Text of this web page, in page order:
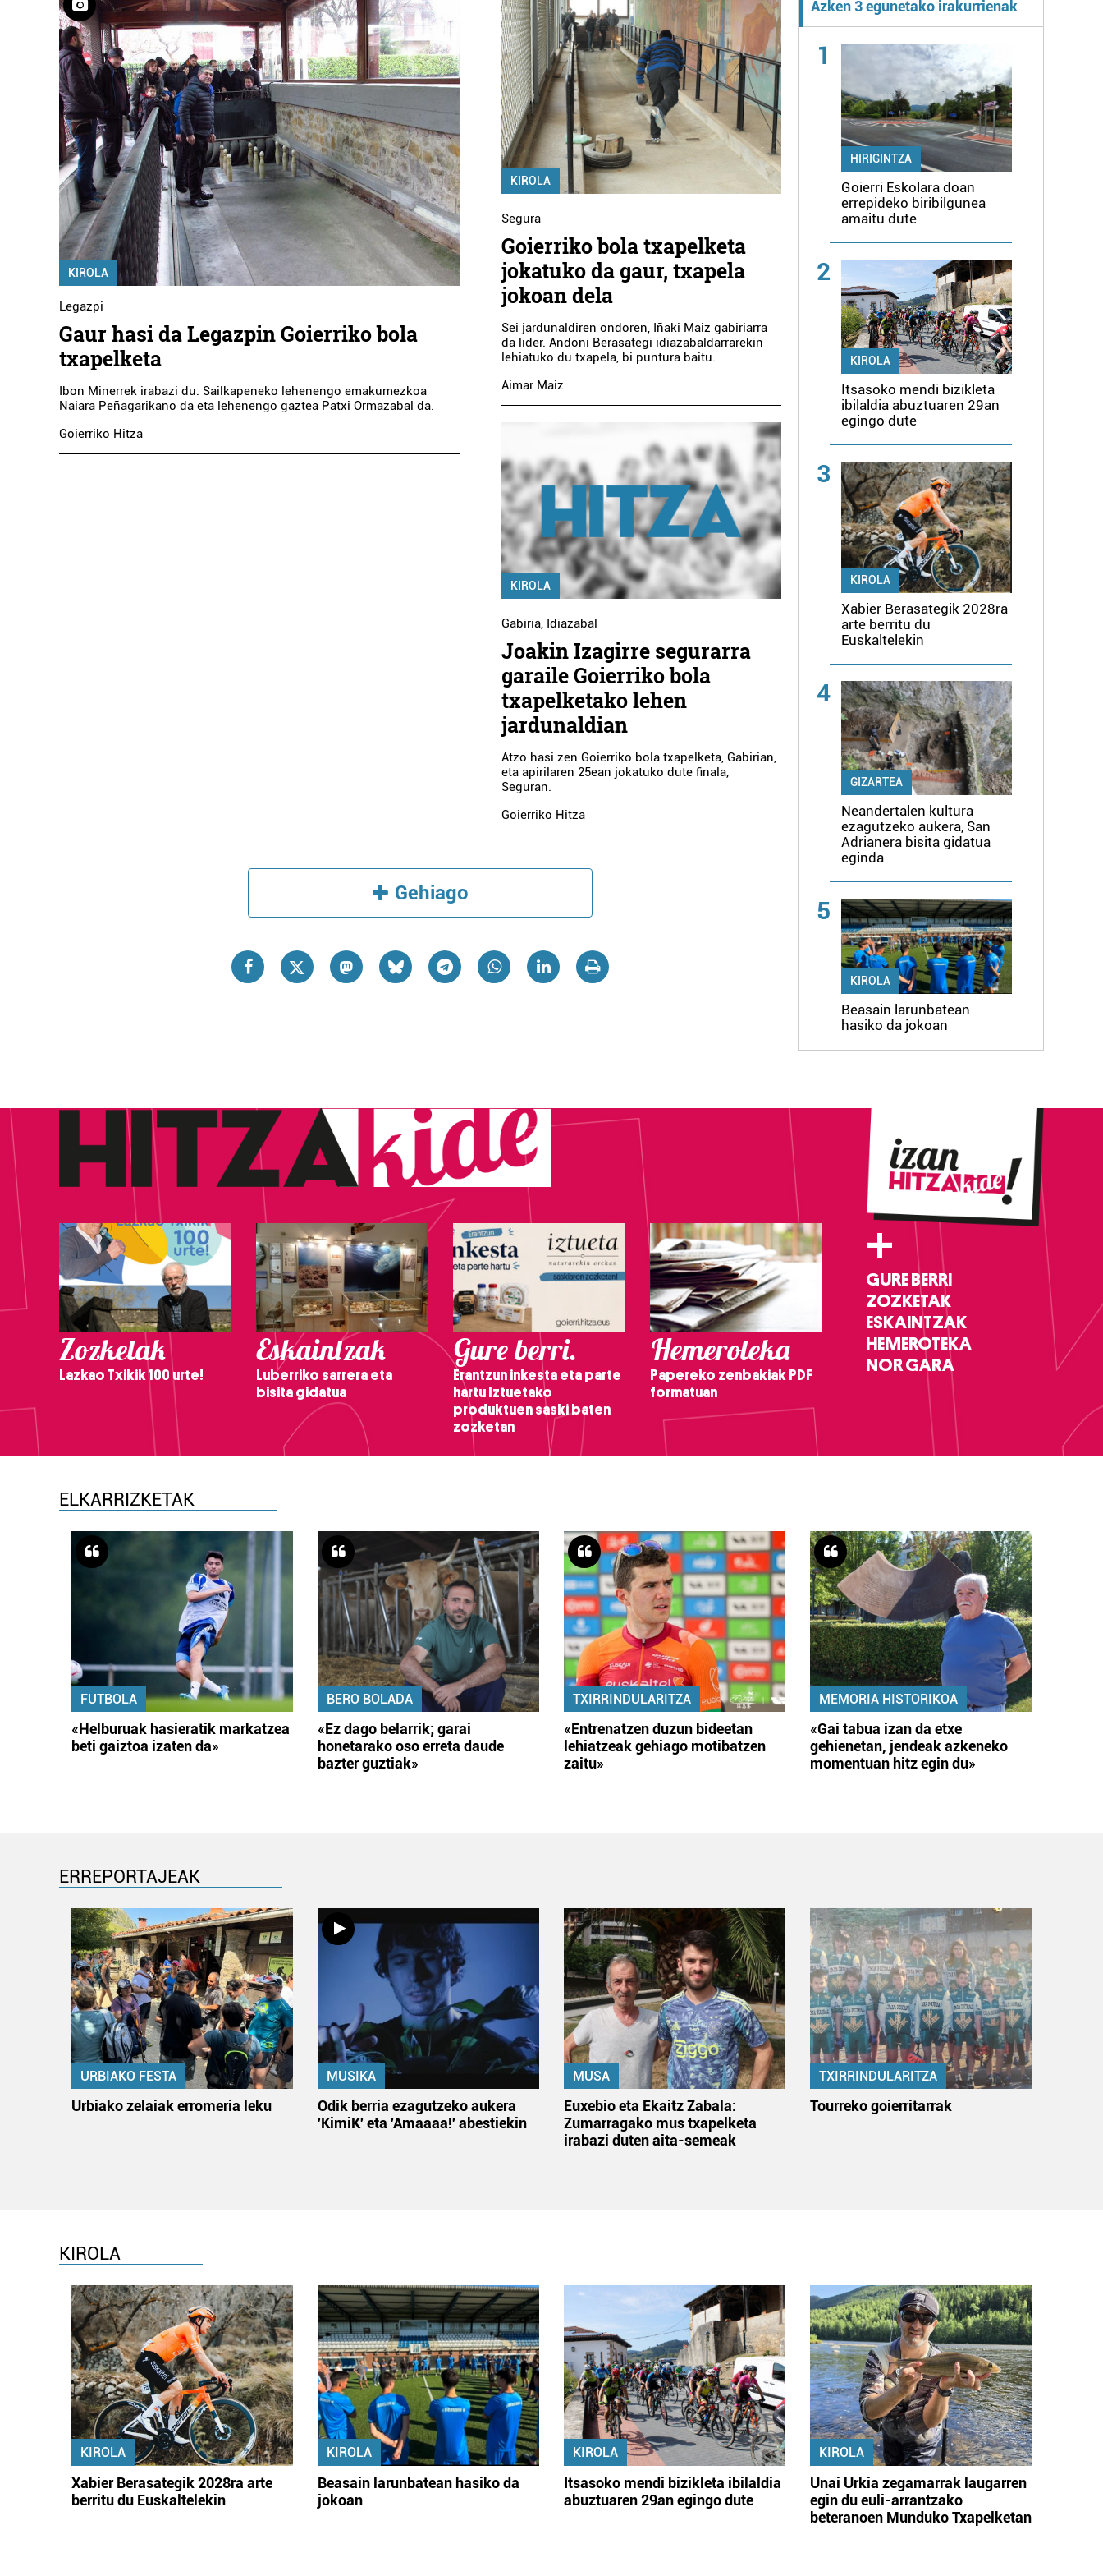
KIROLA
Legazpi
Gaur hasi da Legazpin Goierriko bola
txapelketa
Ibon Minerrek irabazi du. Sailkapeneko lehenengo emakumezkoa
Naiara Peñagarikano da eta lehenengo gaztea Patxi Ormazabal da.
Goierriko Hitza
KIROLA
Segura
Goierriko bola txapelketa
jokatuko da gaur, txapela
jokoan dela
Sei jardunaldiren ondoren, Iñaki Maiz gabiriarra
da lider. Andoni Berasategi idiazabaldarrarekin
lehiatuko du txapela, bi puntura baitu.
Aimar Maiz
KIROLA
Gabiria, Idiazabal
Joakin Izagirre segurarra
garaile Goierriko bola
txapelketako lehen
jardunaldian
Atzo hasi zen Goierriko bola txapelketa, Gabirian,
eta apirilaren 25ean jokatuko dute finala,
Seguran.
Goierriko Hitza
Gehiago
Azken 3 egunetako irakurrienak
1
HIRIGINTZA
Goierri Eskolara doan
errepideko biribilgunea
amaitu dute
2
KIROLA
Itsasoko mendi bizikleta
ibilaldia abuztuaren 29an
egingo dute
3
KIROLA
Xabier Berasategik 2028ra
arte berritu du
Euskaltelekin
4
GIZARTEA
Neandertalen kultura
ezagutzeko aukera, San
Adrianera bisita gidatua
eginda
5
KIROLA
Beasain larunbatean
hasiko da jokoan
Zozketak
Lazkao Txikik 100 urte!
Eskaintzak
Luberriko sarrera eta
bisita gidatua
Gure berri.
Erantzun inkesta eta parte
hartu Iztuetako
produktuen saski baten
zozketan
Hemeroteka
Papereko zenbakiak PDF
formatuan
+
GURE BERRI
ZOZKETAK
ESKAINTZAK
HEMEROTEKA
NOR GARA
ELKARRIZKETAK
FUTBOLA
«Helburuak hasieratik markatzea
beti gaiztoa izaten da»
BERO BOLADA
«Ez dago belarrik; garai
honetarako oso erreta daude
bazter guztiak»
TXIRRINDULARITZA
«Entrenatzen duzun bideetan
lehiatzeak gehiago motibatzen
zaitu»
MEMORIA HISTORIKOA
«Gai tabua izan da etxe
gehienetan, jendeak azkeneko
momentuan hitz egin du»
ERREPORTAJEAK
URBIAKO FESTA
Urbiako zelaiak erromeria leku
MUSIKA
Odik berria ezagutzeko aukera
'KimiK' eta 'Amaaaa!' abestiekin
MUSA
Euxebio eta Ekaitz Zabala:
Zumarragako mus txapelketa
irabazi duten aita-semeak
TXIRRINDULARITZA
Tourreko goierritarrak
KIROLA
KIROLA
Xabier Berasategik 2028ra arte
berritu du Euskaltelekin
KIROLA
Beasain larunbatean hasiko da
jokoan
KIROLA
Itsasoko mendi bizikleta ibilaldia
abuztuaren 29an egingo dute
KIROLA
Unai Urkia zegamarrak laugarren
egin du euli-arrantzako
beteranoen Munduko Txapelketan